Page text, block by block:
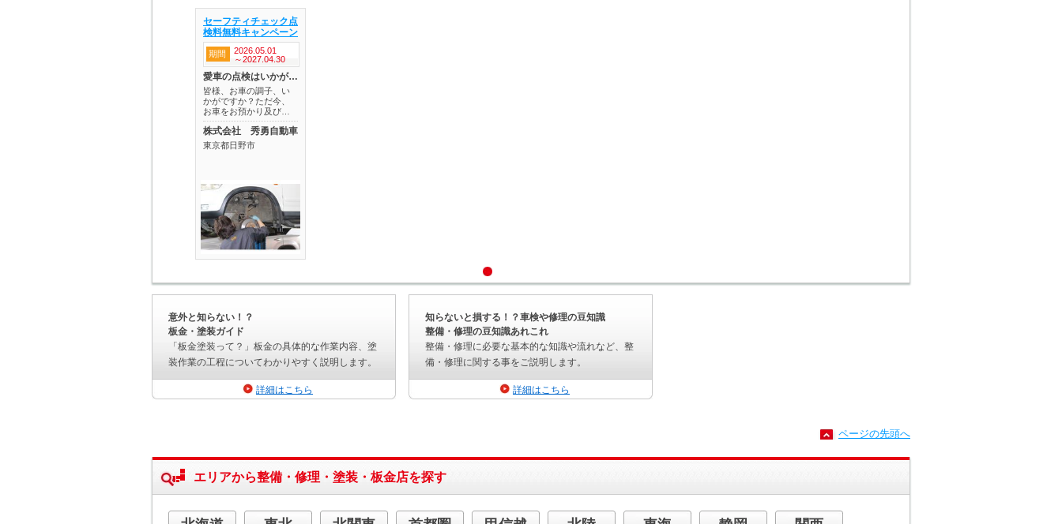
度 → 8.0度」まで
真空引き ガス
ーエプロン修理
損傷したコアサポ
新品部品へ交換し
ます。 同時に、
衝撃の影響を受け
ていた左右フェン
正しました。 フ
ェンダーエプロン
しながらメーカー
位置 フェンダー
位置 ヘッドライ
ティング・光触媒
セーフティチェック点
検料無料キャンペーン
期間
2026.05.01
～2027.04.30
愛車の点検はいかがですか？
皆様、お車の調子、い
かがですか？ただ今、
お車をお預かり及び…
株式会社 秀勇自動車
東京都日野市
意外と知らない！？
板金・塗装ガイド
「板金塗装って？」板金の具体的な作業内容、塗
装作業の工程についてわかりやすく説明します。
詳細はこちら
知らないと損する！？車検や修理の豆知識
整備・修理の豆知識あれこれ
整備・修理に必要な基本的な知識や流れなど、整
備・修理に関する事をご説明します。
詳細はこちら
ページの先頭へ
エリアから整備・修理・塗装・板金店を探す